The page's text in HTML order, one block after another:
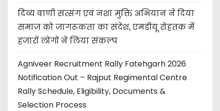
दिव्य वाणी सत्संग एवं नशा मुक्ति अभियान ने दिया
समाज को जागरूकता का संदेश, एमडीयू रोहतक में
हजारों लोगों ने लिया संकल्प
Agniveer Recruitment Rally Fatehgarh 2026
Notification Out – Rajput Regimental Centre
Rally Schedule, Eligibility, Documents &
Selection Process